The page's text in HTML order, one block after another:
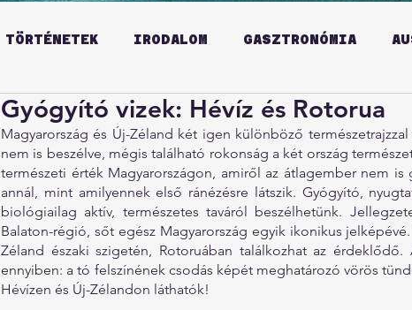
TÖRTÉNETEK IRODALOM GASZTRONÓMIA
Gyógyító vizek: Hévíz és Rotorua
Magyarország és Új-Zéland két igen különböző
nem is beszélve, mégis található rokonság a két ország
természeti érték Magyarországon, amiről az átlagember nem
annál, mint amilyennek első ránézésre látszik. Gyógyító,
biológiailag aktív, természetes taváról beszélhetünk.
Balaton-régió, sőt egész Magyarország egyik ikonikus
Zéland északi szigetén, Rotoruában találkozhat az
ennyiben: a tó felszínének csodás képét meghatározó vörös
Hévízen és Új-Zélandon láthatók!